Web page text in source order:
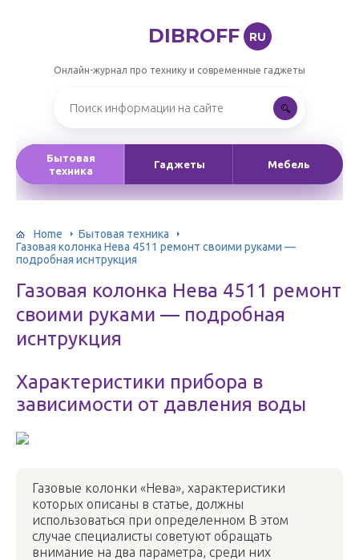
DIBROFF RU
Онлайн-журнал про технику и современные гаджеты
Бытовая
техника
Гаджеты Мебель
Home
Бытовая техника
Газовая колонка Нева 4511 ремонт своими руками —
подробная иснтрукция
Газовая колонка Нева 4511 ремонт
своими руками — подробная
иснтрукция
Характеристики прибора в
зависимости от давления воды
Газовые колонки «Нева», характеристики
которых описаны в статье, должны
использоваться при определенном В этом
случае специалисты советуют обращать
внимание на два параметра, среди них